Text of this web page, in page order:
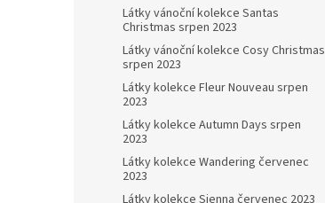
Látky vánoční kolekce Santas
Christmas srpen 2023
Látky vánoční kolekce Cosy Christmas
srpen 2023
Látky kolekce Fleur Nouveau srpen
2023
Látky kolekce Autumn Days srpen
2023
Látky kolekce Wandering červenec
2023
Látky kolekce Sienna červenec 2023